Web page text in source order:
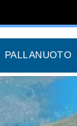
PALLANUOTO